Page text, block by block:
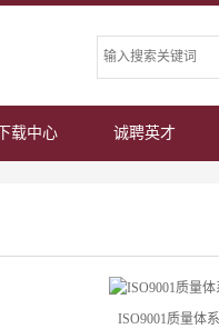
下载中心 诚聘英才
ISO9001质量体系